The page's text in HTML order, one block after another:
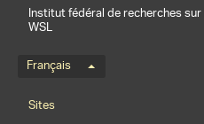
Institut fédéral de recherches
WSL
Menu de langue
Français
Footernavigation
Sites